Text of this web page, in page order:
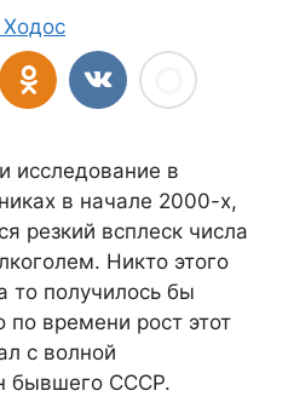
исследование в
в начале 2000-х,
резкий всплеск числа
Никто этого
то получилось бы
по времени рост этот
с волной
бывшего СССР.